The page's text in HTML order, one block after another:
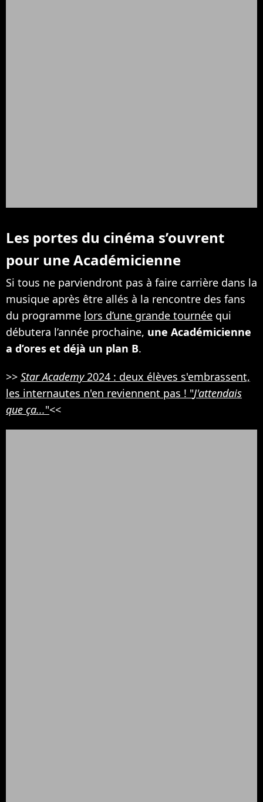
Les portes du cinéma s’ouvrent
pour une Académicienne
Si tous ne parviendront pas à faire carrière dans la
musique après être allés à la rencontre des fans
du programme lors d’une grande tournée qui
débutera l’année prochaine, une Académicienne
a d’ores et déjà un plan B.
>> Star Academy2024 : deux élèves s'embrassent,
les internautes n'en reviennent pas ! "J'attendais
que ça..."<<